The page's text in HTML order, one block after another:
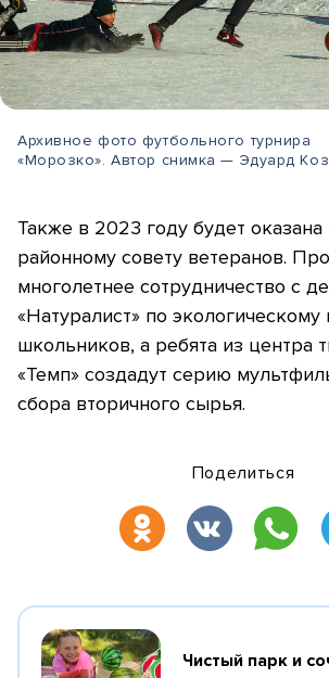
Архивное фото футбольного турнира
«Морозко». Автор снимка — Эдуард
Также в 2023 году будет
районному совету ветеранов.
многолетнее сотрудничество с
«Натуралист» по
школьников, а ребята из центра
«Темп» создадут серию
сбора вторичного сырья.
Поделиться
Чистый парк и